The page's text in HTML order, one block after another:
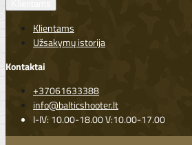
Klientams
Užsakymų istorija
Kontaktai
+37061633388
info@balticshooter.lt
I-IV: 10.00-18.00 V:10.00-17.00